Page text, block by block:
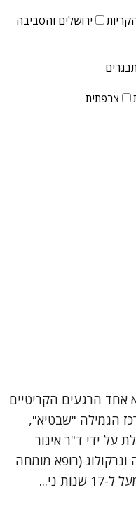
ירושלים והסביבה
צרפתית
אחד הרגעים הקריטיים
הגמילה "שבטיא",
על ידי ד"ר איגור
ונרקולוג (רופא מומחה
ני...